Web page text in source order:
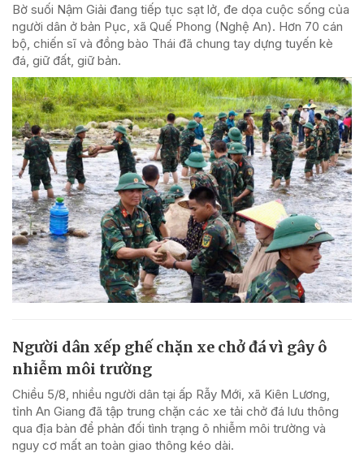
Bờ suối Nậm Giải đang tiếp tục sạt lở, đe dọa cuộc sống của
người dân ở bản Pục, xã Quế Phong (Nghệ An). Hơn 70 cán
bộ, chiến sĩ và đồng bào Thái đã chung tay dựng tuyến kè
đá, giữ đất, giữ bản.
Người dân xếp ghế chặn xe chở đá vì gây ô
nhiễm môi trường
Chiều 5/8, nhiều người dân tại ấp Rẫy Mới, xã Kiên Lương,
tỉnh An Giang đã tập trung chặn các xe tải chở đá lưu thông
qua địa bàn để phản đối tình trạng ô nhiễm môi trường và
nguy cơ mất an toàn giao thông kéo dài.